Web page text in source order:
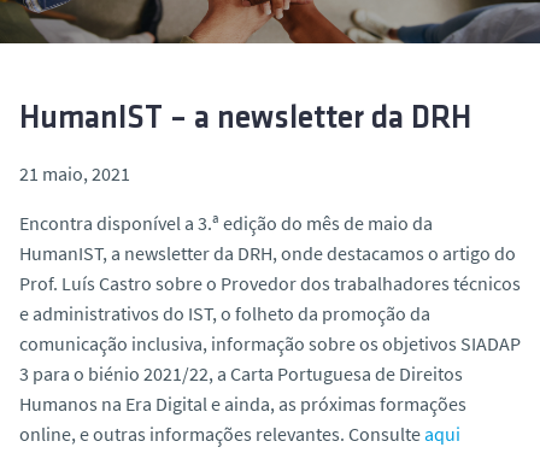
a
HumanIST – a newsletter da DRH
21 maio, 2021
Encontra disponível a 3.ª edição do mês de maio da
HumanIST, a newsletter da DRH, onde destacamos o artigo do
Prof. Luís Castro sobre o Provedor dos trabalhadores técnicos
e administrativos do IST, o folheto da promoção da
comunicação inclusiva, informação sobre os objetivos SIADAP
3 para o biénio 2021/22, a Carta Portuguesa de Direitos
Humanos na Era Digital e ainda, as próximas formações
online, e outras informações relevantes. Consulteaqui